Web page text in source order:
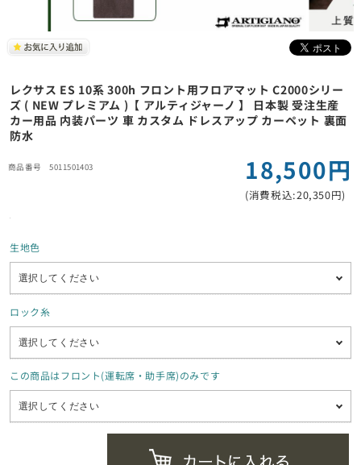
レクサス ES 10系 300h フロント用フロアマット C2000シリー
ズ ( NEW プレミアム )【 アルティジャーノ 】 日本製 受注生産
カー用品 内装パーツ 車 カスタム ドレスアップ カーペット 裏面
防水
5011501403 18,500円
(消費税込:20,350円)
生地色
ロック糸
この商品はフロント(運転席・助手席)のみです